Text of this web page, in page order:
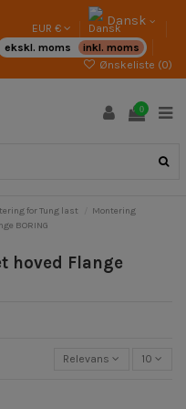
EUR € Dansk
ekskl. moms
inkl. moms
Ønskeliste (0)
0
for Tung last
Montering
BORING
hoved Flange
Relevans 10